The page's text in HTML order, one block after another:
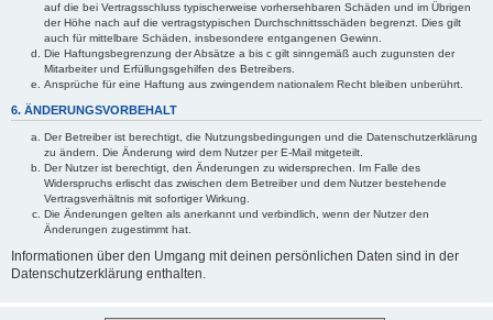
auf die bei Vertragsschluss typischerweise vorhersehbaren Schäden und im Übrigen
der Höhe nach auf die vertragstypischen Durchschnittsschäden begrenzt. Dies gilt
auch für mittelbare Schäden, insbesondere entgangenen Gewinn.
Die Haftungsbegrenzung der Absätze a bis c gilt sinngemäß auch zugunsten der
Mitarbeiter und Erfüllungsgehilfen des Betreibers.
Ansprüche für eine Haftung aus zwingendem nationalem Recht bleiben unberührt.
6. ÄNDERUNGSVORBEHALT
Der Betreiber ist berechtigt, die Nutzungsbedingungen und die Datenschutzerklärung
zu ändern. Die Änderung wird dem Nutzer per E-Mail mitgeteilt.
Der Nutzer ist berechtigt, den Änderungen zu widersprechen. Im Falle des
Widerspruchs erlischt das zwischen dem Betreiber und dem Nutzer bestehende
Vertragsverhältnis mit sofortiger Wirkung.
Die Änderungen gelten als anerkannt und verbindlich, wenn der Nutzer den
Änderungen zugestimmt hat.
Informationen über den Umgang mit deinen persönlichen Daten sind in der
Datenschutzerklärung enthalten.